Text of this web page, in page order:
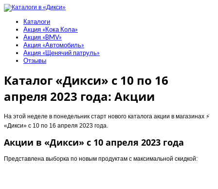
Каталоги
Акция «Кока Кола»
Акция «BMV»
Акция «Автомобиль»
Акция «Щенячий патруль»
Отзывы
Каталог «Дикси» с 10 по 16
апреля 2023 года: Акции
На этой неделе в понедельник старт нового каталога акции в магазинах ⚡️
«Дикси» с 10 по 16 апреля 2023 года.
Акции в «Дикси» с 10 апреля 2023 года
Представлена выборка по новым продуктам с максимальной скидкой: